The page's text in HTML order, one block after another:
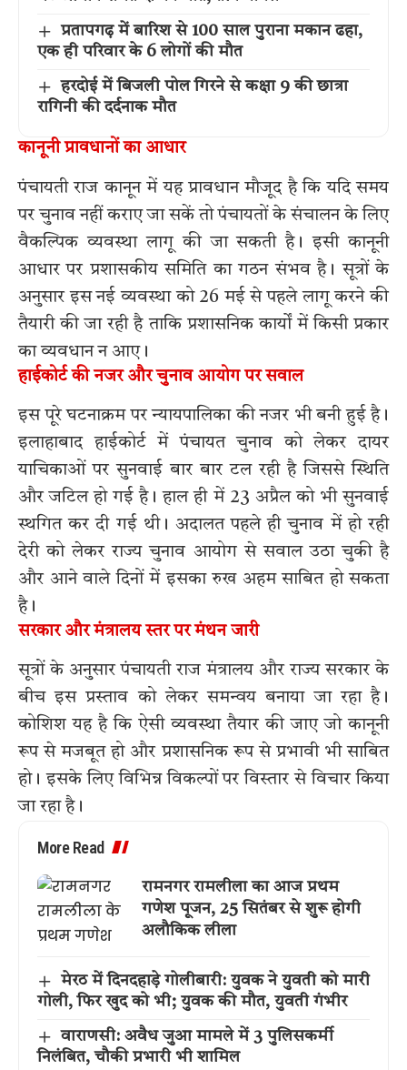
प्रतापगढ़ में बारिश से 100 साल पुराना मकान ढहा,
एक ही परिवार के 6 लोगों की मौत
हरदोई में बिजली पोल गिरने से कक्षा 9 की छात्रा
रागिनी की दर्दनाक मौत
कानूनी प्रावधानों का आधार
पंचायती राज कानून में यह प्रावधान मौजूद है कि यदि समय
पर चुनाव नहीं कराए जा सकें तो पंचायतों के संचालन के लिए
वैकल्पिक व्यवस्था लागू की जा सकती है। इसी कानूनी
आधार पर प्रशासकीय समिति का गठन संभव है। सूत्रों के
अनुसार इस नई व्यवस्था को 26 मई से पहले लागू करने की
तैयारी की जा रही है ताकि प्रशासनिक कार्यों में किसी प्रकार
का व्यवधान न आए।
हाईकोर्ट की नजर और चुनाव आयोग पर सवाल
इस पूरे घटनाक्रम पर न्यायपालिका की नजर भी बनी हुई है।
इलाहाबाद हाईकोर्ट में पंचायत चुनाव को लेकर दायर
याचिकाओं पर सुनवाई बार बार टल रही है जिससे स्थिति
और जटिल हो गई है। हाल ही में 23 अप्रैल को भी सुनवाई
स्थगित कर दी गई थी। अदालत पहले ही चुनाव में हो रही
देरी को लेकर राज्य चुनाव आयोग से सवाल उठा चुकी है
और आने वाले दिनों में इसका रुख अहम साबित हो सकता
है।
सरकार और मंत्रालय स्तर पर मंथन जारी
सूत्रों के अनुसार पंचायती राज मंत्रालय और राज्य सरकार के
बीच इस प्रस्ताव को लेकर समन्वय बनाया जा रहा है।
कोशिश यह है कि ऐसी व्यवस्था तैयार की जाए जो कानूनी
रूप से मजबूत हो और प्रशासनिक रूप से प्रभावी भी साबित
हो। इसके लिए विभिन्न विकल्पों पर विस्तार से विचार किया
जा रहा है।
More Read
रामनगर रामलीला का आज प्रथम
गणेश पूजन, 25 सितंबर से शुरू होगी
अलौकिक लीला
मेरठ में दिनदहाड़े गोलीबारी: युवक ने युवती को मारी
गोली, फिर खुद को भी; युवक की मौत, युवती गंभीर
वाराणसी: अवैध जुआ मामले में 3 पुलिसकर्मी
निलंबित, चौकी प्रभारी भी शामिल